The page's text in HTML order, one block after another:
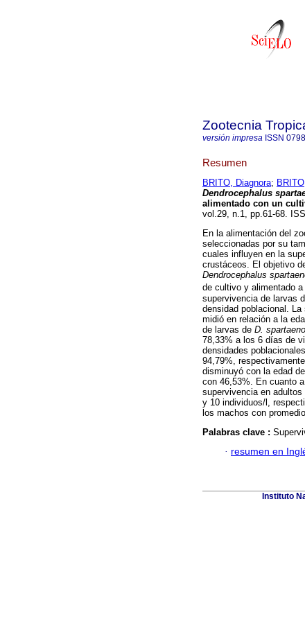
Zootecnia
versión impresa ISSN
Resumen
BRITO, Diagnora;
Dendrocephalus
alimentado con un
vol.29, n.1, pp.61-68.
En la alimentación del
seleccionadas por su
cuales influyen en la
crustáceos. El objetivo
Dendrocephalus
de cultivo y alimentado
supervivencia de larvas
densidad poblacional.
midió en relación a la
de larvas de D.
78,33% a los 6 días de
densidades
94,79%,
disminuyó con la edad
con 46,53%. En cuanto
supervivencia en
y 10 individuos/l,
los machos con
Palabras clave :
· resumen en
Instituto